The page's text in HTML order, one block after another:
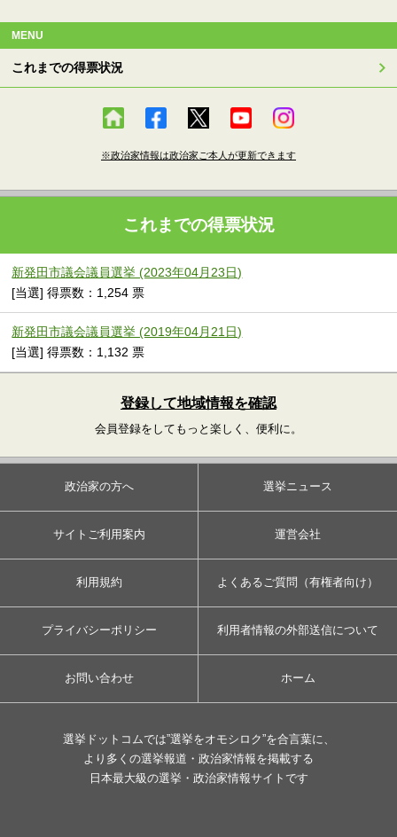
MENU
これまでの得票状況
※政治家情報は政治家ご本人が更新できます
これまでの得票状況
新発田市議会議員選挙 (2023年04月23日)
[当選] 得票数：1,254 票
新発田市議会議員選挙 (2019年04月21日)
[当選] 得票数：1,132 票
登録して地域情報を確認
会員登録をしてもっと楽しく、便利に。
政治家の方へ 選挙ニュース
サイトご利用案内 運営会社
利用規約 よくあるご質問（有権者向け）
プライバシーポリシー 利用者情報の外部送信について
お問い合わせ ホーム
選挙ドットコムでは”選挙をオモシロク”を合言葉に、
より多くの選挙報道・政治家情報を掲載する
日本最大級の選挙・政治家情報サイトです